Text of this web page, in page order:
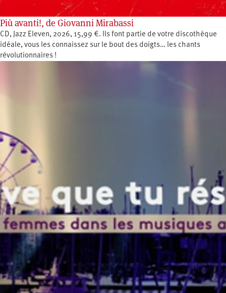
Più avanti!, de Giovanni Mirabassi
CD, Jazz Eleven, 2026, 15,99 €. Ils font partie de votre discothèque
idéale, vous les connaissez sur le bout des doigts… les chants
révolutionnaires !